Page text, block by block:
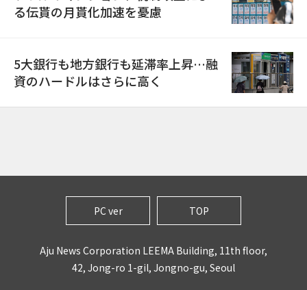
る伝貰の月貰化加速を憂慮
5大銀行も地方銀行も延滞率上昇…融
資のハードルはさらに高く
PC ver TOP
Aju News Corporation LEEMA Building, 11th floor,
42, Jong-ro 1-gil, Jongno-gu, Seoul